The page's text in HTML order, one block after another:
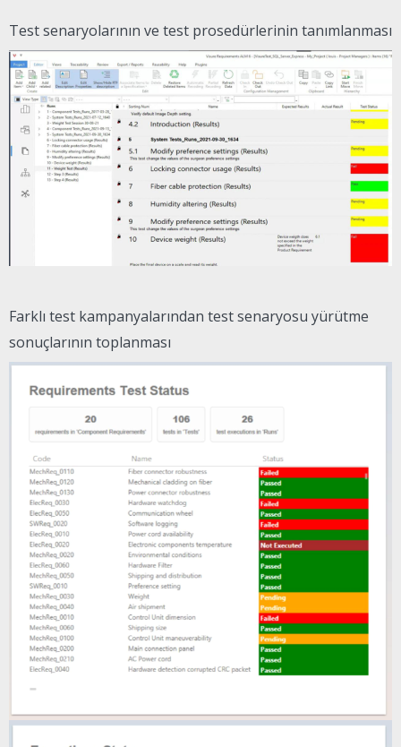
Test senaryolarının ve test prosedürlerinin tanımlanması
Farklı test kampanyalarından test senaryosu yürütme
sonuçlarının toplanması